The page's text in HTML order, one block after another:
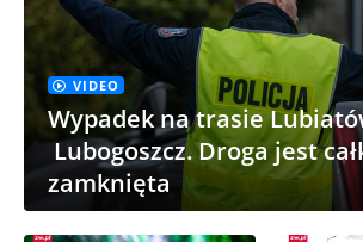
VIDEO
Wypadek na trasie
Lubogoszcz. Droga jest
zamknięta